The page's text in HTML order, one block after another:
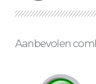
Aanbevolen